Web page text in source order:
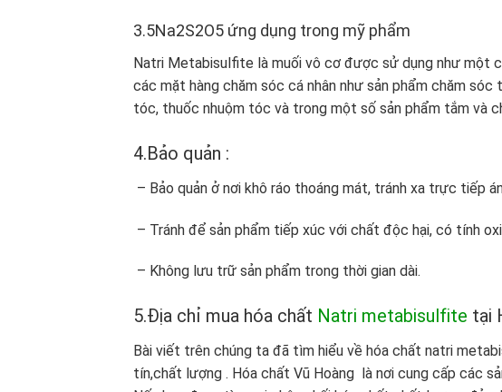
3.5Na2S2O5 ứng dụng trong mỹ phẩm
Natri Metabisulfite là muối vô cơ được sử dụng như một
các mặt hàng chăm sóc cá nhân như sản phẩm chăm
tóc, thuốc nhuộm tóc và trong một số sản phẩm tắm và
4.Bảo quản :
– Bảo quản ở nơi khô ráo thoáng mát, tránh xa trực tiếp
– Tránh để sản phẩm tiếp xúc với chất độc hại, có tính
– Không lưu trữ sản phẩm trong thời gian dài.
5.Địa chỉ mua hóa chất Natri metabisulfite tại
Bài viết trên chúng ta đã tìm hiểu về hóa chất natri
tín,chất lượng . Hóa chất Vũ Hoàng là nơi cung cấp các